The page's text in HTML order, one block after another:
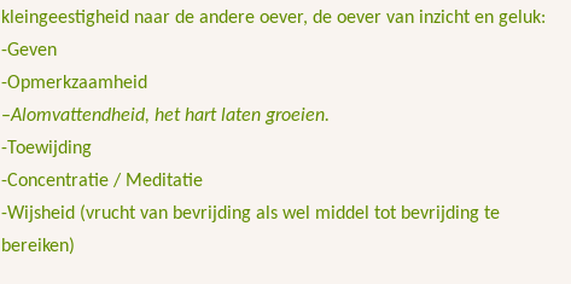
kleingeestigheid naar de andere oever, de oever van inzicht en geluk:
-Geven
-Opmerkzaamheid
–Alomvattendheid, het hart laten groeien.
-Toewijding
-Concentratie / Meditatie
-Wijsheid (vrucht van bevrijding als wel middel tot bevrijding te
bereiken)